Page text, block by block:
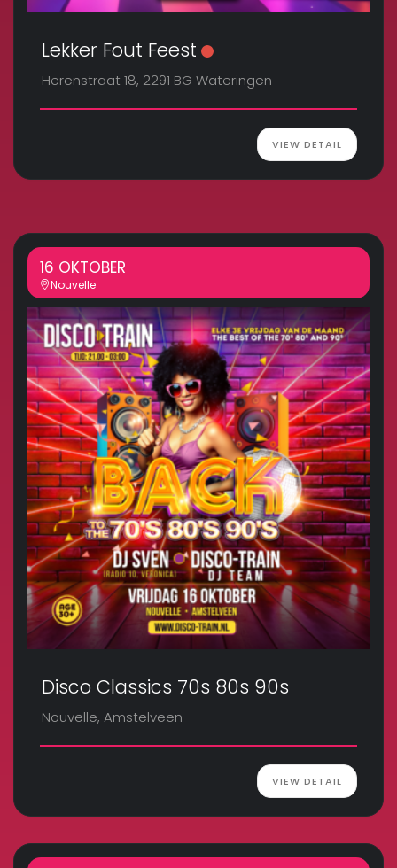
Lekker Fout Feest
Herenstraat 18, 2291 BG Wateringen
VIEW DETAIL
16 OKTOBER
Nouvelle
Disco Classics 70s 80s 90s
Nouvelle, Amstelveen
VIEW DETAIL